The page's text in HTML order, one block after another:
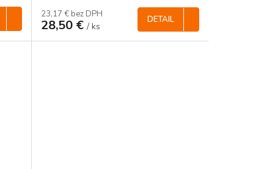
23,17 € bez DPH
28,50 € / ks
DETAIL